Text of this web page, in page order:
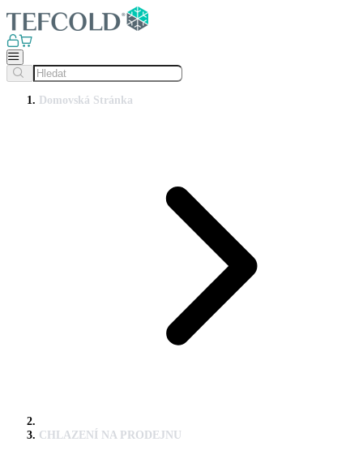
Domovská Stránka
CHLAZENÍ NA PRODEJNU